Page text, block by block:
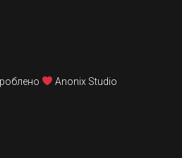
Anonix Studio